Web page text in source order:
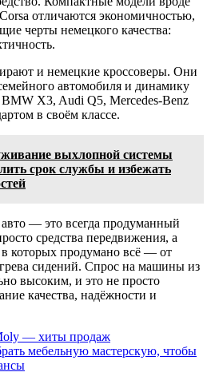
отличаются экономичностью,
черты немецкого качества:
и немецкие кроссоверы. Они
автомобиля и динамику
X3, Audi Q5, Mercedes-Benz
в своём классе.
выхлопной системы
срок службы и избежать
— это всегда продуманный
средства передвижения, а
которых продумано всё — от
сидений. Спрос на машины из
высоким, и это не просто
качества, надёжности и
— хиты продаж
мебельную мастерскую, чтобы